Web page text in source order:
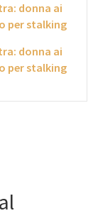
donna ai
per stalking
donna ai
per stalking